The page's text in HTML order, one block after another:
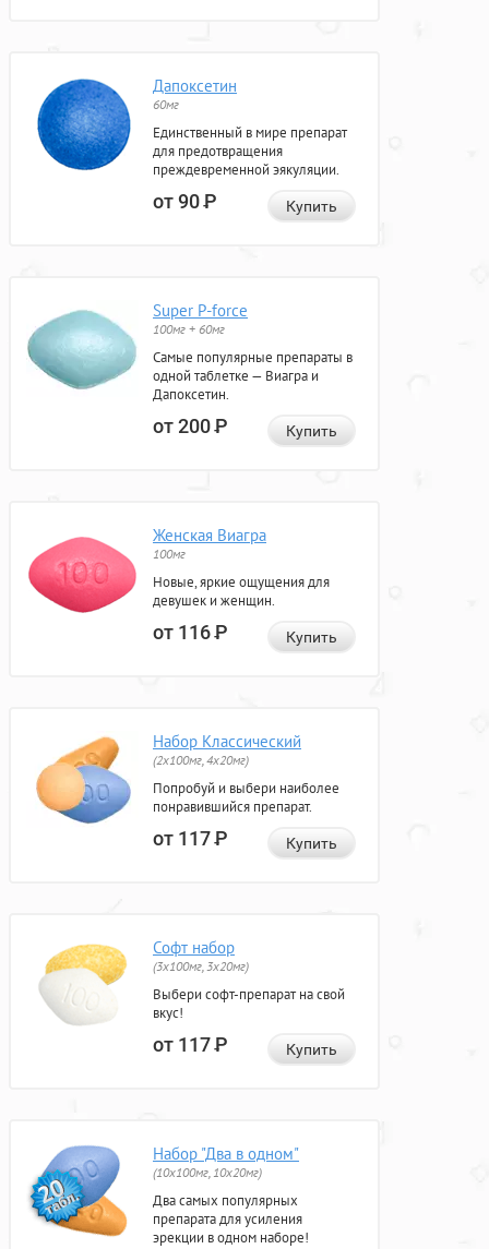
Дапоксетин
60мг
Единственный в мире препарат
для предотвращения
преждевременной эякуляции.
от 90Р Купить
Super P-force
100мг + 60мг
Самые популярные препараты в
одной таблетке — Виагра и
Дапоксетин.
от 200Р Купить
Женская Виагра
100мг
Новые, яркие ощущения для
девушек и женщин.
от 116Р Купить
Набор Классический
(2x100мг, 4x20мг)
Попробуй и выбери наиболее
понравившийся препарат.
от 117Р Купить
Софт набор
(3x100мг, 3x20мг)
Выбери софт-препарат на свой
вкус!
от 117Р Купить
Набор "Два в одном"
(10x100мг, 10x20мг)
Два самых популярных
препарата для усиления
эрекции в одном наборе!